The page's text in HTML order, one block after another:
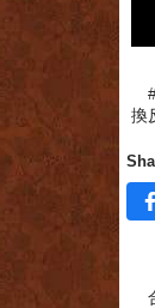
換